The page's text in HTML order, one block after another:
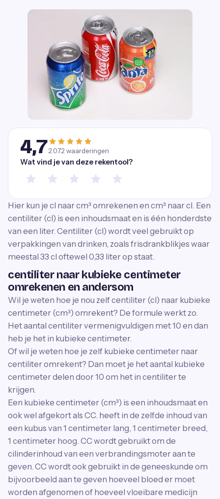
4,72.072 waarderingen
Wat vind je van deze rekentool?
Hier kun je cl naar cm³ omrekenen en cm³ naar cl. Een
centiliter (cl) is een inhoudsmaat en is één honderdste
van een liter. Centiliter (cl) wordt veel gebruikt op
verpakkingen van drinken, zoals frisdrankblikjes waar
meestal 33 cl oftewel 0,33 liter op staat.
centiliter naar kubieke centimeter
omrekenen en andersom
Wil je weten hoe je nou zelf centiliter (cl) naar kubieke
centimeter (cm³) omrekent? De formule werkt zo.
Het aantal centiliter vermenigvuldigen met 10 en dan
heb je het in kubieke centimeter.
Of wil je weten hoe je zelf kubieke centimeter naar
centiliter omrekent? Dan moet je het aantal kubieke
centimeter delen door 10 om het in centiliter te
krijgen.
Een kubieke centimeter (cm³) is een inhoudsmaat en
ook wel afgekort als CC. heeft in de zelfde inhoud van
een kubus van 1 centimeter lang, 1 centimeter breed,
1 centimeter hoog. CC wordt gebruikt om de
cilinderinhoud van een verbrandingsmoter aan te
geven. CC wordt ook gebruikt in de geneeskunde om
bijvoorbeeld aan te geven hoeveel bloed er moet
worden afgenomen of hoeveel vloeibare medicijn